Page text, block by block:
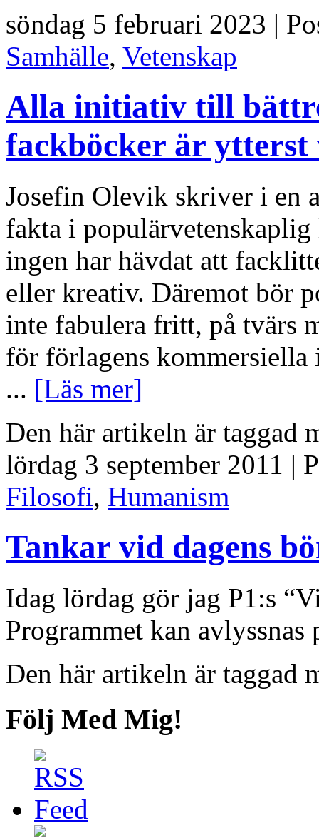
söndag 5 februari 2023 |
Samhälle, Vetenskap
Alla initiativ till
fackböcker är ytterst
Josefin Olevik skriver i en
fakta i
ingen har hävdat att
eller kreativ. Däremot bör
inte fabulera fritt, på tvärs
för förlagens kommersiella
... [Läs mer]
Den här artikeln är taggad
lördag 3 september 2011 |
Filosofi, Humanism
Tankar vid dagens
Idag lördag gör jag P1:s
Programmet kan avlyssnas
Den här artikeln är taggad
Följ Med Mig!